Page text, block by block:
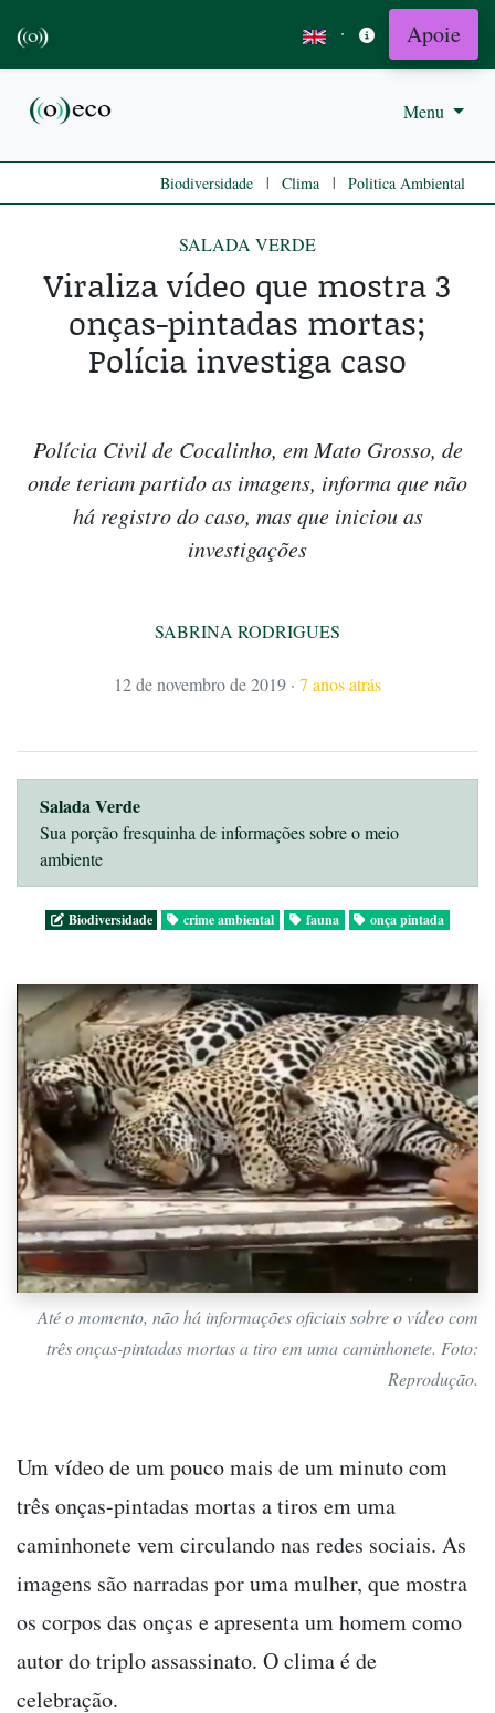
· Apoie
Menu
Biodiversidade | Clima | Politica Ambiental
SALADA VERDE
Viraliza vídeo que mostra 3
onças-pintadas mortas;
Polícia investiga caso
Polícia Civil de Cocalinho, em Mato Grosso, de
onde teriam partido as imagens, informa que não
há registro do caso, mas que iniciou as
investigações
SABRINA RODRIGUES
12 de novembro de 2019 · 7 anos atrás
Salada Verde
Sua porção fresquinha de informações sobre o meio
ambiente
Biodiversidade crime ambiental fauna onça pintada
Até o momento, não há informações oficiais sobre o vídeo com
três onças-pintadas mortas a tiro em uma caminhonete. Foto:
Reprodução.
Um vídeo de um pouco mais de um minuto com
três onças-pintadas mortas a tiros em uma
caminhonete vem circulando nas redes sociais. As
imagens são narradas por uma mulher, que mostra
os corpos das onças e apresenta um homem como
autor do triplo assassinato. O clima é de
celebração.